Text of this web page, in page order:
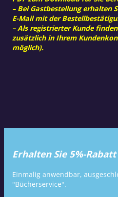
– Bei Gastbestellung erhalten
E-Mail mit der
– Als registrierter Kunde
zusätzlich in Ihrem
möglich).
Erhalten Sie 5%-
Einmalig anwendbar,
"Bücherservice".